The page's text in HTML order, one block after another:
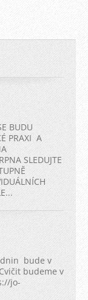
BUDU
PRAXI A
SLEDUJTE
bude v
budeme v
jo-